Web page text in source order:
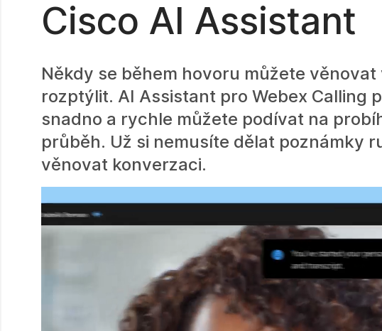
Cisco AI Assistant
Někdy se během hovoru můžete
rozptýlit. AI Assistant pro Webex Calling
snadno a rychle můžete podívat na
průběh. Už si nemusíte dělat poznámky
věnovat konverzaci.